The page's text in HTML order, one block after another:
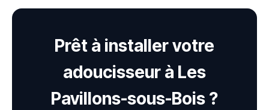
Prêt à installer votre
adoucisseur à Les
Pavillons-sous-Bois ?